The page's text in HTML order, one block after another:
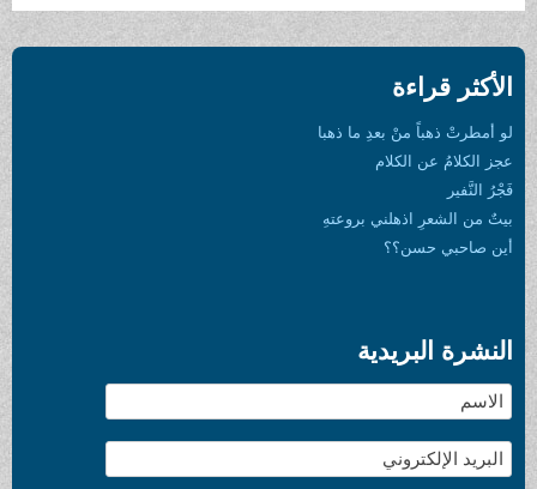
الأكثر قراءة
لو أمطرتْ ذهباً منْ بعدِ ما ذهبا
عجز الكلامُ عن الكلام
فَجْرُ النَّفير
بيتٌ من الشعرِ اذهلني بروعتهِ
أين صاحبي حسن؟؟
النشرة البريدية